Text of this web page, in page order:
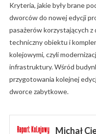
Kryteria, jakie były brane
dworców do nowej edycji
pasażerów korzystających
techniczny obiektu i
kolejowymi, czyli
infrastruktury. Wśród
przygotowania kolejnej
dworce zabytkowe.
Michał